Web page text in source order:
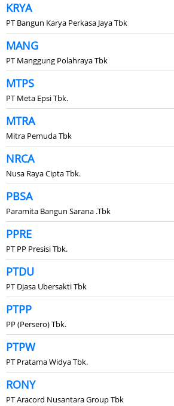
KRYA
PT Bangun Karya Perkasa Jaya Tbk
MANG
PT Manggung Polahraya Tbk
MTPS
PT Meta Epsi Tbk.
MTRA
Mitra Pemuda Tbk
NRCA
Nusa Raya Cipta Tbk.
PBSA
Paramita Bangun Sarana .Tbk
PPRE
PT PP Presisi Tbk.
PTDU
PT Djasa Ubersakti Tbk
PTPP
PP (Persero) Tbk.
PTPW
PT Pratama Widya Tbk.
RONY
PT Aracord Nusantara Group Tbk